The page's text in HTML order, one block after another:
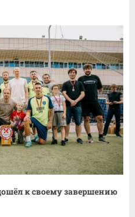
к своему завершению